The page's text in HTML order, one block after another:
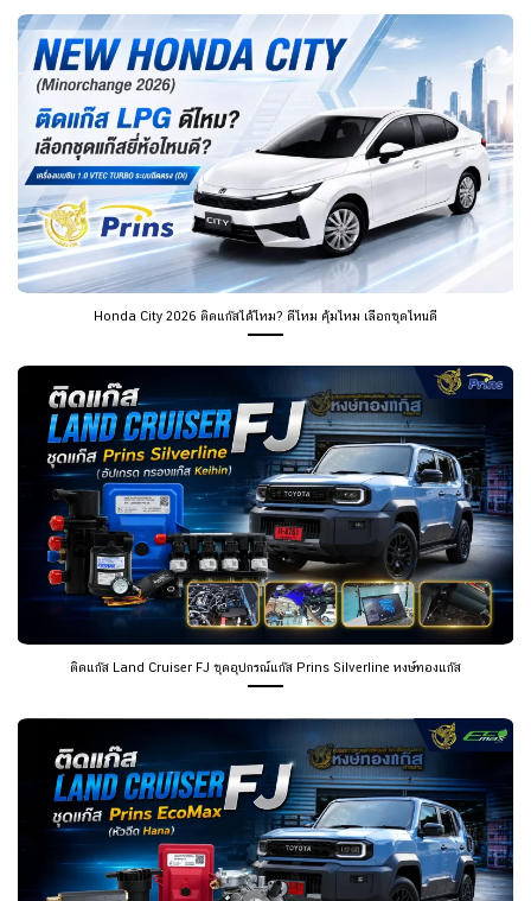
Honda City 2026 ติดแก๊สได้ไหม? ดีไหม คุ้มไหม เลือกชุดไหนดี
ติดแก๊ส Land Cruiser FJ ชุดอุปกรณ์แก๊ส Prins Silverline หงษ์ทองแก๊ส